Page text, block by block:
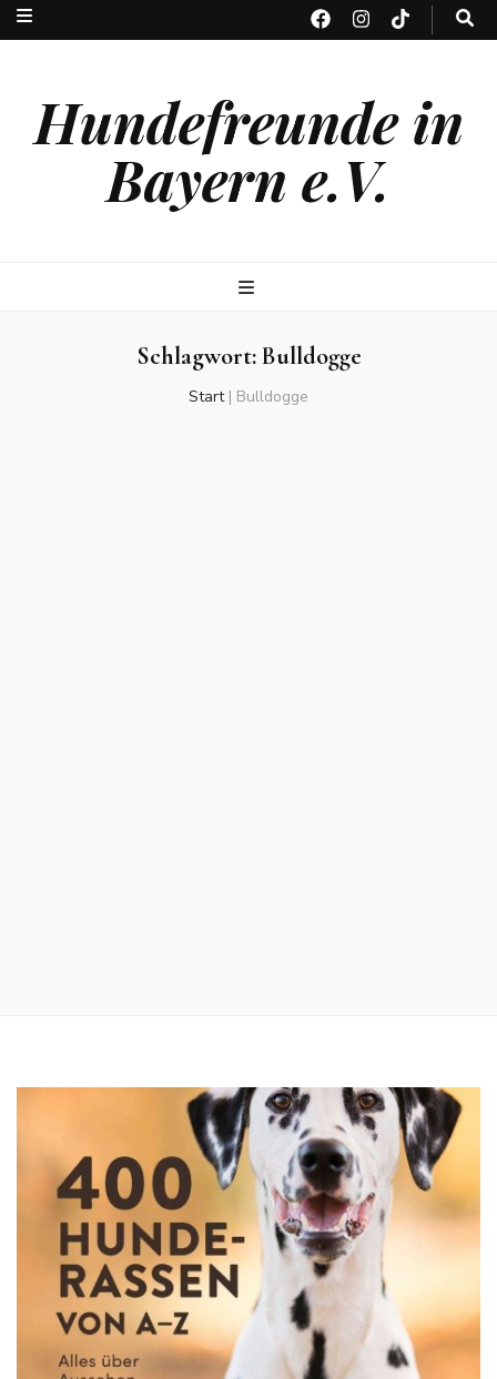
Hundefreunde in
Bayern e.V.
Schlagwort:Bulldogge
Start | Bulldogge